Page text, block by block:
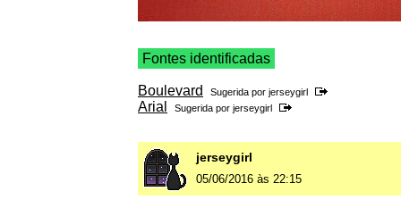
Fontes identificadas
Boulevard Sugerida por jerseygirl
Arial Sugerida por jerseygirl
jerseygirl
05/06/2016 às 22:15